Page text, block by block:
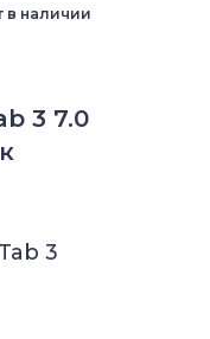
в наличии
3 7.0
3